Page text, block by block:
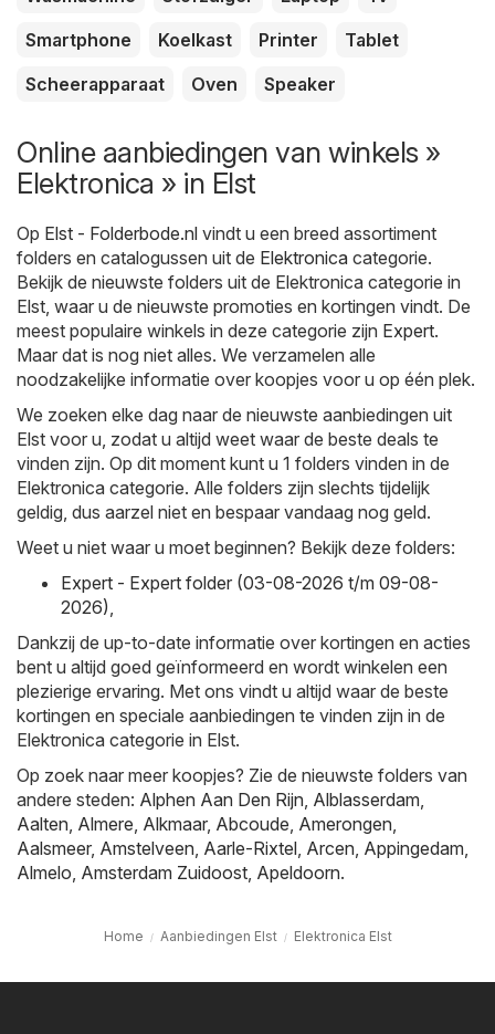
Smartphone
Koelkast Printer
Tablet
Scheerapparaat
Oven Speaker
Online aanbiedingen van winkels »
Elektronica » in Elst
Op Elst - Folderbode.nl vindt u een breed assortiment
folders en catalogussen uit de Elektronica categorie.
Bekijk de nieuwste folders uit de Elektronica categorie in
Elst, waar u de nieuwste promoties en kortingen vindt. De
meest populaire winkels in deze categorie zijn Expert.
Maar dat is nog niet alles. We verzamelen alle
noodzakelijke informatie over koopjes voor u op één plek.
We zoeken elke dag naar de nieuwste aanbiedingen uit
Elst voor u, zodat u altijd weet waar de beste deals te
vinden zijn. Op dit moment kunt u 1 folders vinden in de
Elektronica categorie. Alle folders zijn slechts tijdelijk
geldig, dus aarzel niet en bespaar vandaag nog geld.
Weet u niet waar u moet beginnen? Bekijk deze folders:
Expert - Expert folder (03-08-2026 t/m 09-08-
2026),
Dankzij de up-to-date informatie over kortingen en acties
bent u altijd goed geïnformeerd en wordt winkelen een
plezierige ervaring. Met ons vindt u altijd waar de beste
kortingen en speciale aanbiedingen te vinden zijn in de
Elektronica categorie in Elst.
Op zoek naar meer koopjes? Zie de nieuwste folders van
andere steden: Alphen Aan Den Rijn, Alblasserdam,
Aalten, Almere, Alkmaar, Abcoude, Amerongen,
Aalsmeer, Amstelveen, Aarle-Rixtel, Arcen, Appingedam,
Almelo, Amsterdam Zuidoost, Apeldoorn.
Home Aanbiedingen Elst Elektronica Elst